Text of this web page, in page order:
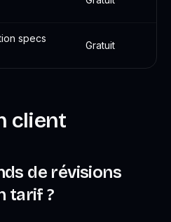
specs
Gratuit
client
de révisions
tarif ?